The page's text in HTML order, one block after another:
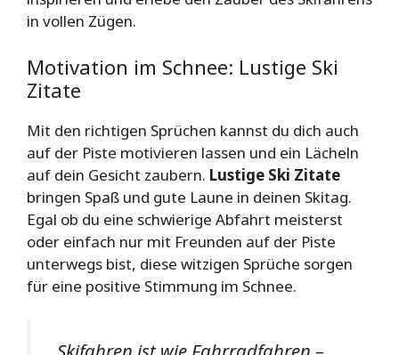
in vollen Zügen.
Motivation im Schnee: Lustige Ski
Zitate
Mit den richtigen Sprüchen kannst du dich auch
auf der Piste motivieren lassen und ein Lächeln
auf dein Gesicht zaubern. Lustige Ski Zitate
bringen Spaß und gute Laune in deinen Skitag.
Egal ob du eine schwierige Abfahrt meisterst
oder einfach nur mit Freunden auf der Piste
unterwegs bist, diese witzigen Sprüche sorgen
für eine positive Stimmung im Schnee.